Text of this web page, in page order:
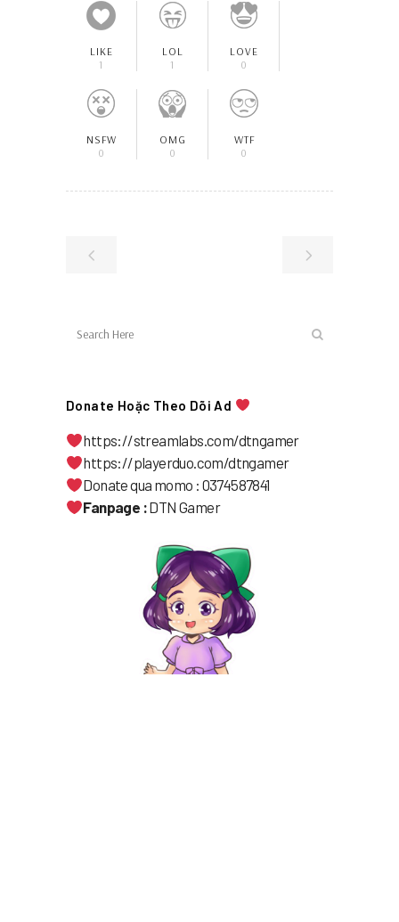
LIKE
1
LOL
1
LOVE
0
NSFW
0
OMG
0
WTF
0
Donate Hoặc Theo Dõi Ad
https://streamlabs.com/dtngamer
https://playerduo.com/dtngamer
Donate qua momo : 0374587841
Fanpage :DTN Gamer